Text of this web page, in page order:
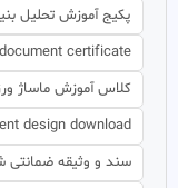
پکیج آموزش تحلیل
certificate
کلاس آموزش ماساژ
design download
سند و وثیقه ضمانتی